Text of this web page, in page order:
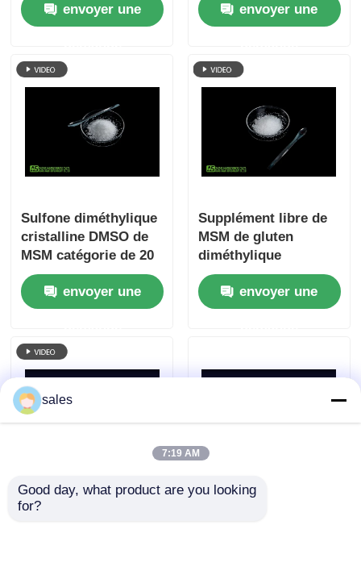
envoyer une
maille libreenvoyer une
Sulfone diméthylique
cristalline DMSO de
MSM catégorie de 20
- de 40 Mesh No
Sulfur Smell Food
envoyer une
Supplément libre de
MSM de gluten
diméthylique
cristallin blanc de
sulfone pour des
humains
envoyer une
Matière première non
Allergènes
sales
7:19 AM
Good day, what product are you looking
for?